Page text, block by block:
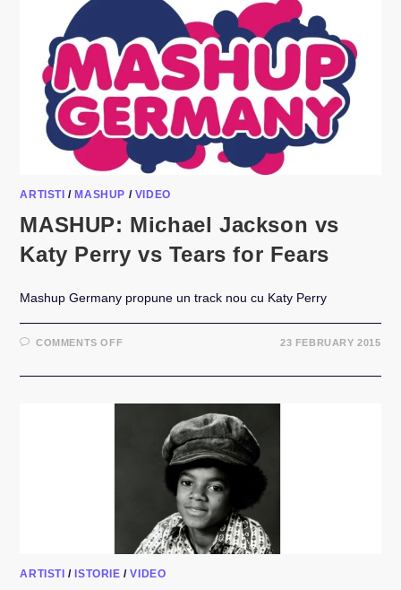
ARTISTI / MASHUP / VIDEO
MASHUP: Michael Jackson vs
Katy Perry vs Tears for Fears
Mashup Germany propune un track nou cu Katy Perry
COMMENTS OFFON
JACKSON
KATY
TEARS
FEARS
23 FEBRUARY 2015
ARTISTI /ISTORIE /VIDEO